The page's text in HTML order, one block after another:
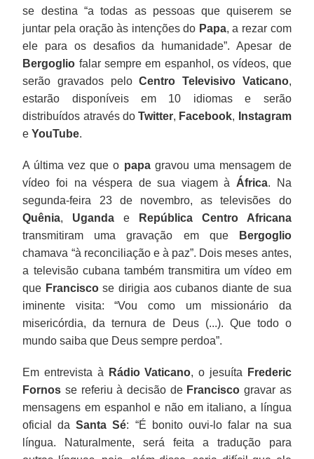
se destina “a todas as pessoas que quiserem se
juntar pela oração às intenções do Papa, a rezar com
ele para os desafios da humanidade”. Apesar de
Bergoglio falar sempre em espanhol, os vídeos, que
serão gravados peloCentro Televisivo Vaticano,
estarão disponíveis em 10 idiomas e serão
distribuídos através doTwitter, Facebook,
Instagram
eYouTube.
A última vez que o papagravou uma mensagem de
vídeo foi na véspera de sua viagem à África. Na
segunda-feira 23 de novembro, as televisões do
Quênia, Uganda e
República Centro Africana
transmitiram uma gravação em que
Bergoglio
chamava “à reconciliação e à paz”. Dois meses antes,
a televisão cubana também transmitira um vídeo em
que Franciscose dirigia aos cubanos diante de sua
iminente visita: “Vou como um missionário da
misericórdia, da ternura de Deus (...). Que todo o
mundo saiba que Deus sempre perdoa”.
Em entrevista à Rádio Vaticano, o jesuíta
Frederic
Fornos se referiu à decisão de Francisco gravar as
mensagens em espanhol e não em italiano, a língua
oficial daSanta Sé: “É bonito ouvi-lo falar na sua
língua. Naturalmente, será feita a tradução para